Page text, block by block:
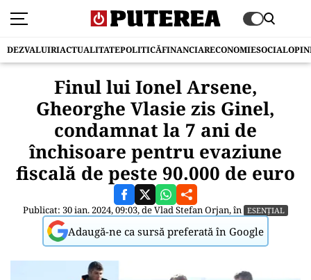
DEZVALUIRIACTUALITATEPOLITICĂFINANCIARECONOMIESOCIAL
Finul lui Ionel Arsene,
Gheorghe Vlasie zis Ginel,
condamnat la 7 ani de
închisoare pentru evaziune
fiscală de peste 90.000 de euro
Publicat: 30 ian. 2024, 09:03, deVlad Stefan Orjan, în ESENȚIAL
Adaugă-ne ca sursă preferată în Google